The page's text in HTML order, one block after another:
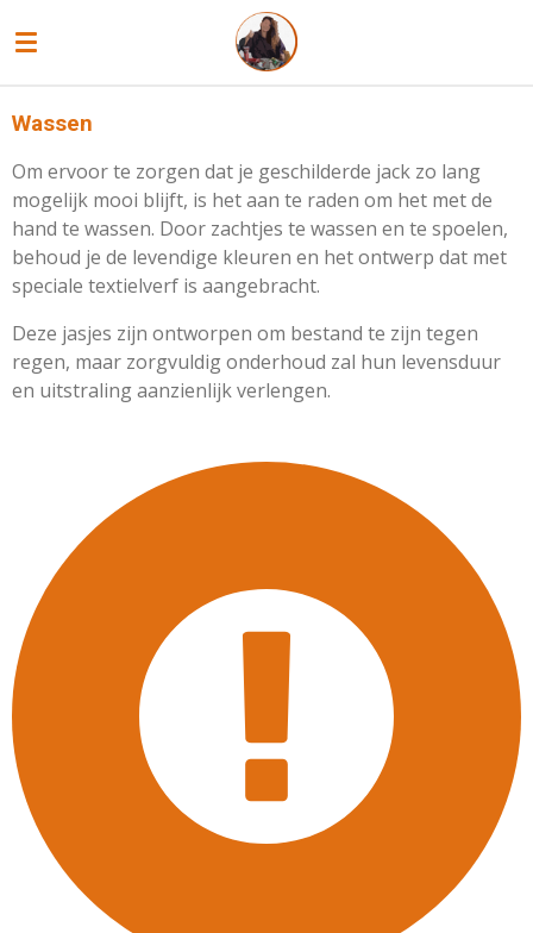
direct
Wassen
Om ervoor te zorgen dat je geschilderde jack zo lang
mogelijk mooi blijft, is het aan te raden om het met de
hand te wassen. Door zachtjes te wassen en te spoelen,
behoud je de levendige kleuren en het ontwerp dat met
speciale textielverf is aangebracht.
Deze jasjes zijn ontworpen om bestand te zijn tegen
regen, maar zorgvuldig onderhoud zal hun levensduur
en uitstraling aanzienlijk verlengen.